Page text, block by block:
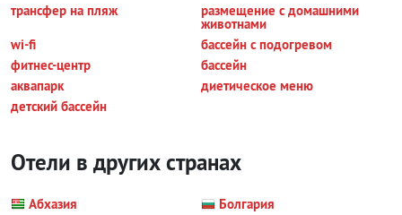
трансфер на пляж
размещение с домашними
животнами
wi-fi
бассейн с подогревом
фитнес-центр
бассейн
аквапарк
диетическое меню
детский бассейн
Отели в других странах
Абхазия
Болгария